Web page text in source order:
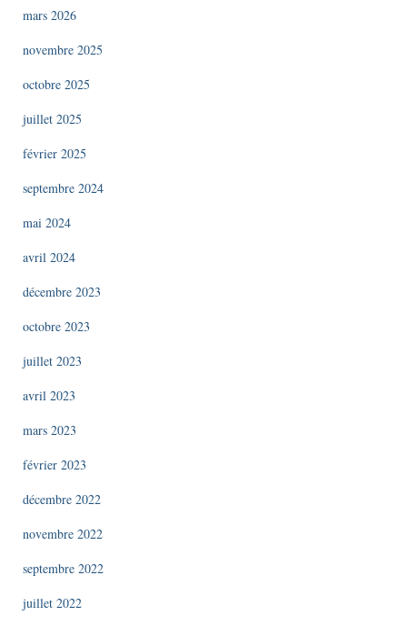
mars 2026
novembre 2025
octobre 2025
juillet 2025
février 2025
septembre 2024
mai 2024
avril 2024
décembre 2023
octobre 2023
juillet 2023
avril 2023
mars 2023
février 2023
décembre 2022
novembre 2022
septembre 2022
juillet 2022